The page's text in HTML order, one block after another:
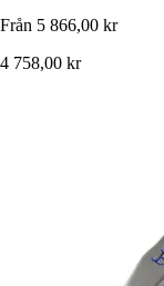
Från 5 866,00 kr
4 758,00 kr